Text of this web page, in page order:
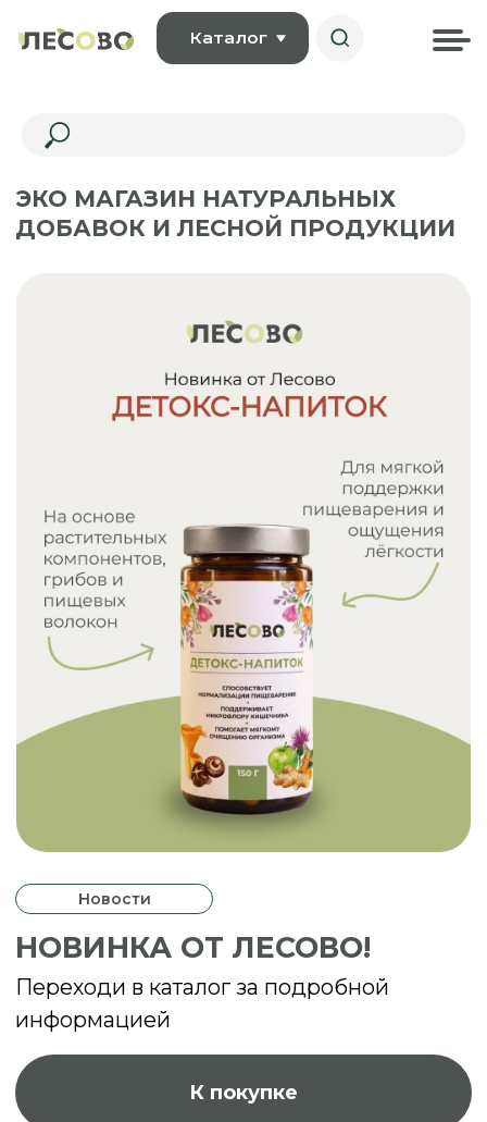
Каталог
ЭКО МАГАЗИН НАТУРАЛЬНЫХ
К покупке
НОВИНКА ОТ ЛЕСОВО!
Переходи в каталог за подробной
информацией